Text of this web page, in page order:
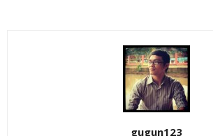
gugun123